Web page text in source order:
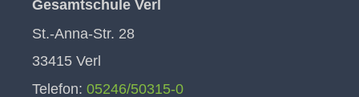
Gesamtschule Verl
St.-Anna-Str. 28
33415 Verl
Telefon: 05246/50315-0